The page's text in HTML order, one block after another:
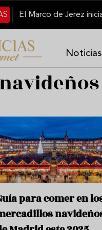
Noticias
para comer en